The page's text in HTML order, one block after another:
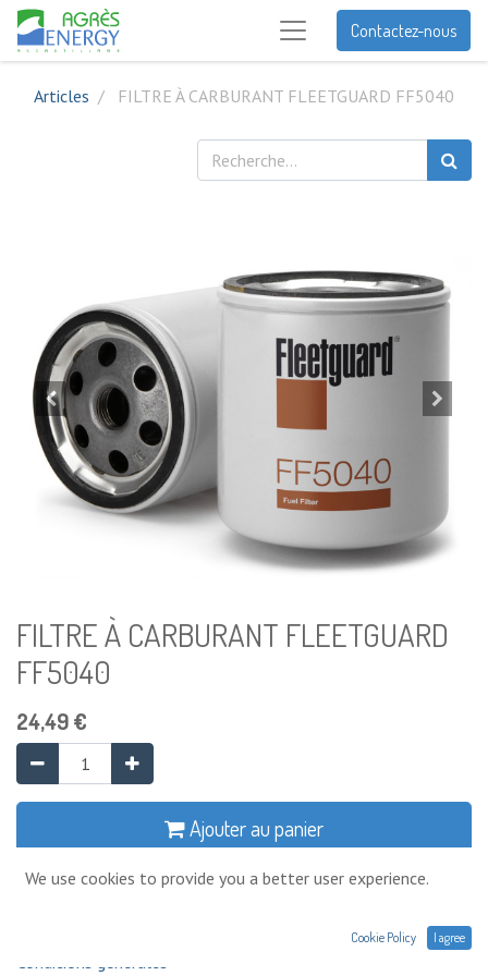
Contactez-nous
Articles FILTRE À CARBURANT FLEETGUARD FF5040
FILTRE À CARBURANT FLEETGUARD
FF5040
24,49€
Ajouter au panier
Ajouter à la liste de souhaits
Conditions générales
We use cookies to provide you a better user experience.
Cookie Policy I agree